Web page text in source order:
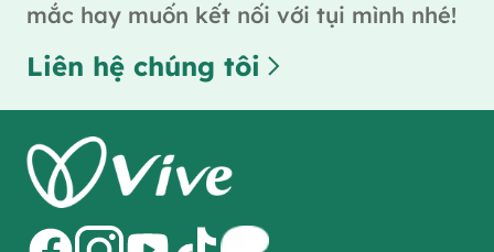
mắc hay muốn kết nối với tụi mình nhé!
Liên hệ chúng tôi